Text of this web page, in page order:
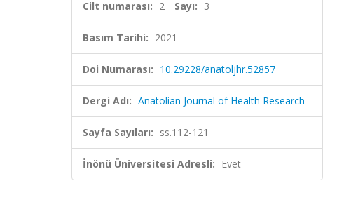
Cilt numarası: 2 Sayı: 3
Basım Tarihi: 2021
Doi Numarası: 10.29228/anatoljhr.52857
Dergi Adı: Anatolian Journal of Health Research
Sayfa Sayıları: ss.112-121
İnönü Üniversitesi Adresli: Evet